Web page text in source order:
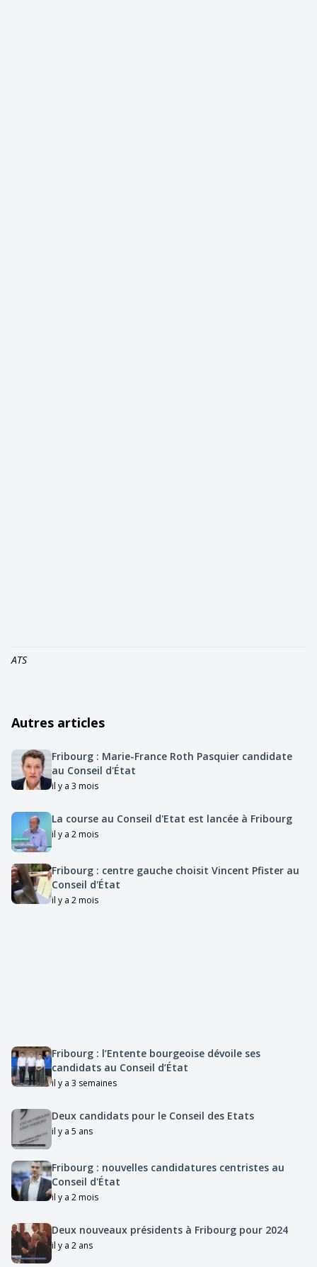
ATS
Autres articles
Fribourg : Marie-France Roth Pasquier candidate
au Conseil d'État
il y a 3 mois
La course au Conseil d'Etat est lancée à Fribourg
il y a 2 mois
Fribourg : centre gauche choisit Vincent Pfister au
Conseil d'État
il y a 2 mois
Fribourg : l’Entente bourgeoise dévoile ses
candidats au Conseil d’État
il y a 3 semaines
Deux candidats pour le Conseil des Etats
il y a 5 ans
Fribourg : nouvelles candidatures centristes au
Conseil d'État
il y a 2 mois
Deux nouveaux présidents à Fribourg pour 2024
il y a 2 ans